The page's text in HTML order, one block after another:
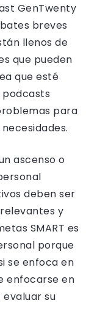
GenTwenty
breves
llenos de
que pueden
que esté
podcasts
para
ascenso o
deben ser
y
SMART es
porque
se enfoca en
enfocarse en
evaluar su